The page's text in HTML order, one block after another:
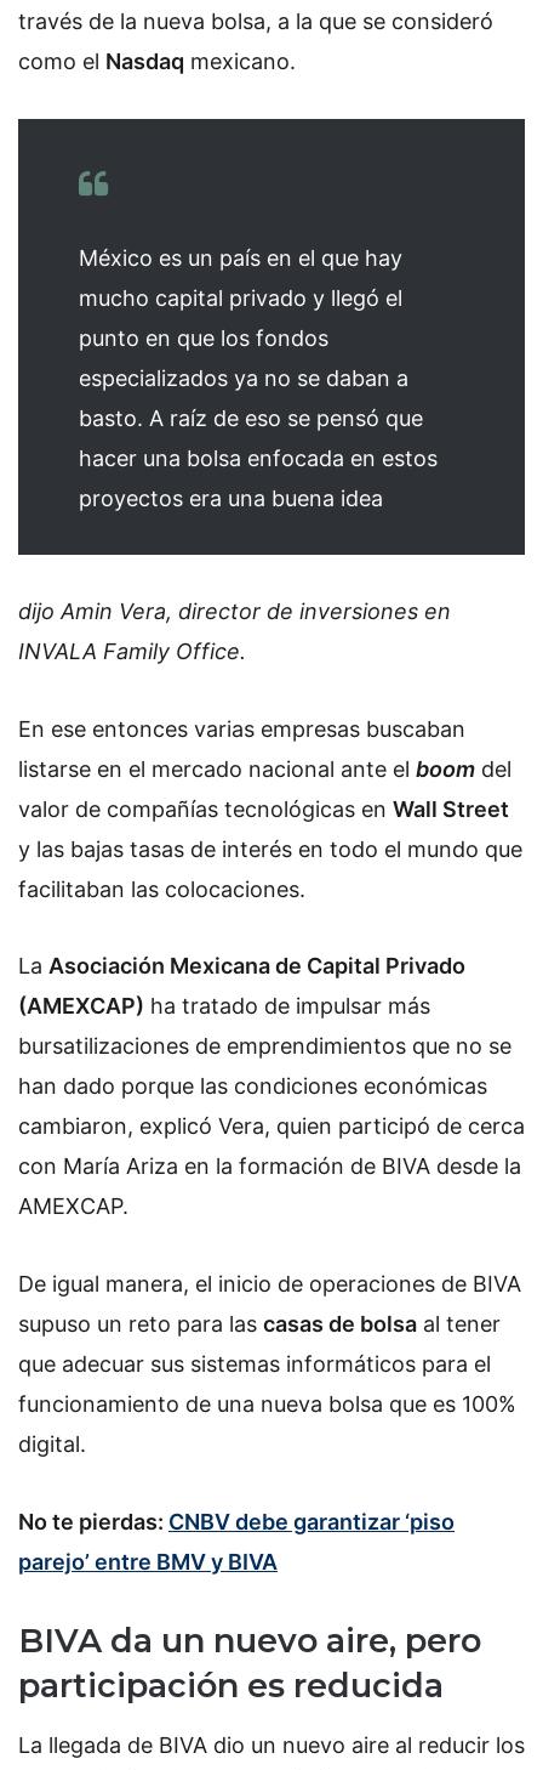
través de la nueva bolsa, a la que se consideró
como el Nasdaq mexicano.
México es un país en el que hay
mucho capital privado y llegó el
punto en que los fondos
especializados ya no se daban a
basto. A raíz de eso se pensó que
hacer una bolsa enfocada en estos
proyectos era una buena idea
dijo Amin Vera, director de inversiones en
INVALA Family Office.
En ese entonces varias empresas buscaban
listarse en el mercado nacional ante el boom del
valor de compañías tecnológicas en Wall Street
y las bajas tasas de interés en todo el mundo que
facilitaban las colocaciones.
La Asociación Mexicana de Capital Privado
(AMEXCAP) ha tratado de impulsar más
bursatilizaciones de emprendimientos que no se
han dado porque las condiciones económicas
cambiaron, explicó Vera, quien participó de cerca
con María Ariza en la formación de BIVA desde la
AMEXCAP.
De igual manera, el inicio de operaciones de BIVA
supuso un reto para las casas de bolsa al tener
que adecuar sus sistemas informáticos para el
funcionamiento de una nueva bolsa que es 100%
digital.
No te pierdas: CNBV debe garantizar ‘piso
parejo’ entre BMV y BIVA
BIVA da un nuevo aire, pero
participación es reducida
La llegada de BIVA dio un nuevo aire al reducir los